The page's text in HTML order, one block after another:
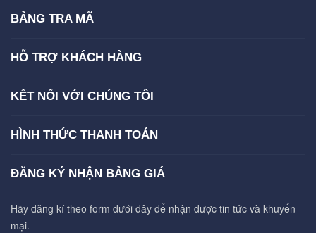
BẢNG TRA MÃ
HỖ TRỢ KHÁCH HÀNG
KẾT NỐI VỚI CHÚNG TÔI
HÌNH THỨC THANH TOÁN
ĐĂNG KÝ NHẬN BẢNG GIÁ
Hãy đăng kí theo form dưới đây để nhận được tin tức và khuyến
mại.